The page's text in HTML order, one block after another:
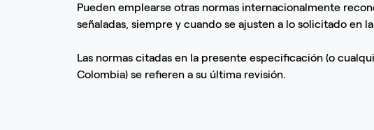
Pueden emplearse otras normas internacionalmente
señaladas, siempre y cuando se ajusten a lo solicitado en
Las normas citadas en la presente especificación (o
Colombia) se refieren a su última revisión.